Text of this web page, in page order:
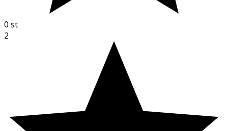
0 st
2